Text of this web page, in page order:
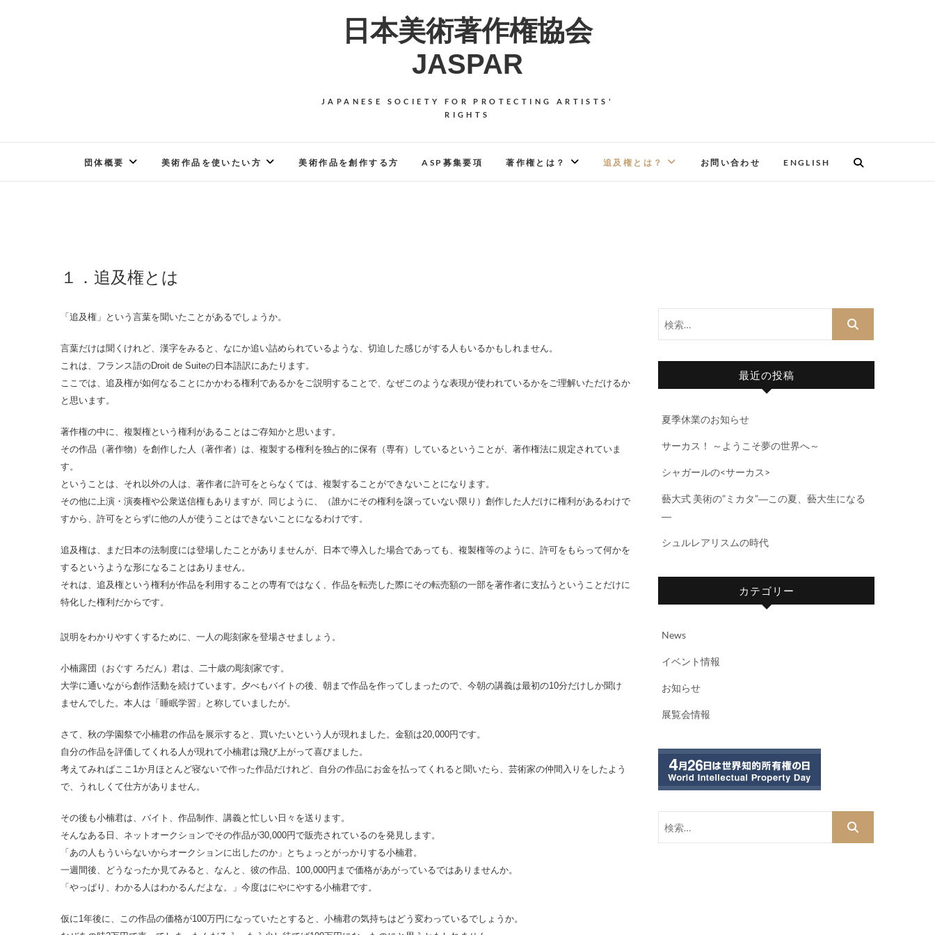
日本美術著作権協会
JASPAR
JAPANESE SOCIETY FOR PROTECTING ARTISTS'
RIGHTS
団体概要 美術作品を使いたい方 美術作品を創作する方 ASP募集要項 著作権とは？ 追及権とは？ お問い合わせ ENGLISH
１．追及権とは
「追及権」という言葉を聞いたことがあるでしょうか。
言葉だけは聞くけれど、漢字をみると、なにか追い詰められているような、切迫した感じがする人もいるかもしれません。
これは、フランス語のDroit de Suiteの日本語訳にあたります。
ここでは、追及権が如何なることにかかわる権利であるかをご説明することで、なぜこのような表現が使われているかをご理解いただけるか
と思います。
著作権の中に、複製権という権利があることはご存知かと思います。
その作品（著作物）を創作した人（著作者）は、複製する権利を独占的に保有（専有）しているということが、著作権法に規定されていま
す。
ということは、それ以外の人は、著作者に許可をとらなくては、複製することができないことになります。
その他に上演・演奏権や公衆送信権もありますが、同じように、（誰かにその権利を譲っていない限り）創作した人だけに権利があるわけで
すから、許可をとらずに他の人が使うことはできないことになるわけです。
追及権は、まだ日本の法制度には登場したことがありませんが、日本で導入した場合であっても、複製権等のように、許可をもらって何かを
するというような形になることはありません。
それは、追及権という権利が作品を利用することの専有ではなく、作品を転売した際にその転売額の一部を著作者に支払うということだけに
特化した権利だからです。
説明をわかりやすくするために、一人の彫刻家を登場させましょう。
小楠露団（おぐす ろだん）君は、二十歳の彫刻家です。
大学に通いながら創作活動を続けています。夕べもバイトの後、朝まで作品を作ってしまったので、今朝の講義は最初の10分だけしか聞け
ませんでした。本人は「睡眠学習」と称していましたが。
さて、秋の学園祭で小楠君の作品を展示すると、買いたいという人が現れました。金額は20,000円です。
自分の作品を評価してくれる人が現れて小楠君は飛び上がって喜びました。
考えてみればここ1か月ほとんど寝ないで作った作品だけれど、自分の作品にお金を払ってくれると聞いたら、芸術家の仲間入りをしたよう
で、うれしくて仕方がありません。
その後も小楠君は、バイト、作品制作、講義と忙しい日々を送ります。
そんなある日、ネットオークションでその作品が30,000円で販売されているのを発見します。
「あの人もういらないからオークションに出したのか」とちょっとがっかりする小楠君。
一週間後、どうなったか見てみると、なんと、彼の作品、100,000円まで価格があがっているではありませんか。
「やっぱり、わかる人はわかるんだよな。」今度はにやにやする小楠君です。
仮に1年後に、この作品の価格が100万円になっていたとすると、小楠君の気持ちはどう変わっているでしょうか。
最近の投稿
夏季休業のお知らせ
サーカス！ ～ようこそ夢の世界へ～
シャガールの<サーカス>
藝大式 美術の”ミカタ”―この夏、藝大生になる
―
シュルレアリスムの時代
カテゴリー
News
イベント情報
お知らせ
展覧会情報